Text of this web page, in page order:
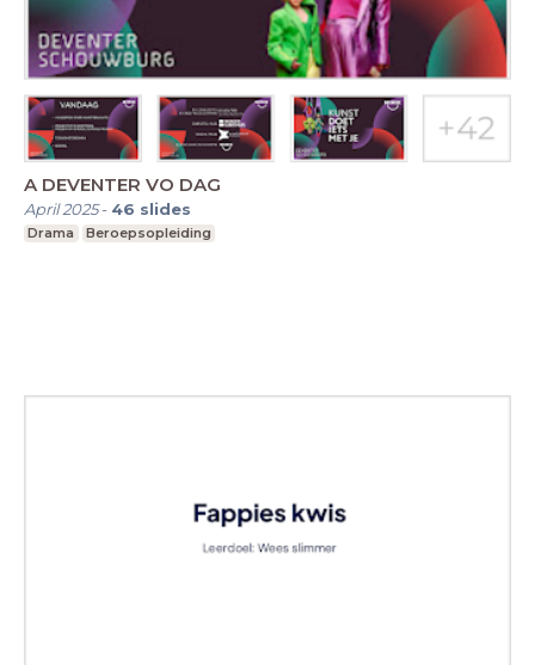
A DEVENTER VO DAG
April 2025- 46 slides
Drama Beroepsopleiding